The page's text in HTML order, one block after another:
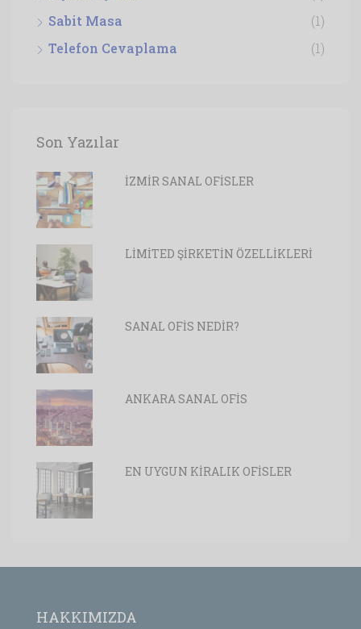
Sabit Masa
(1)
Telefon Cevaplama
(1)
Son Yazılar
İZMİR SANAL OFİSLER
LİMİTED ŞİRKETİN ÖZELLİKLERİ
SANAL OFİS NEDİR?
ANKARA SANAL OFİS
EN UYGUN KİRALIK OFİSLER
HAKKIMIZDA